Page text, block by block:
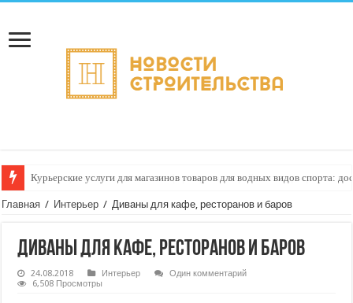
Курьерские услуги для магазинов товаров для водных видов спорта:
Как настроить автоматическое формирование рейтинга курьеров по
Главная / Интерьер / Диваны для кафе, ресторанов и баров
Диваны для кафе, ресторанов и баров
24.08.2018 Интерьер
Один комментарий
6,508 Просмотры